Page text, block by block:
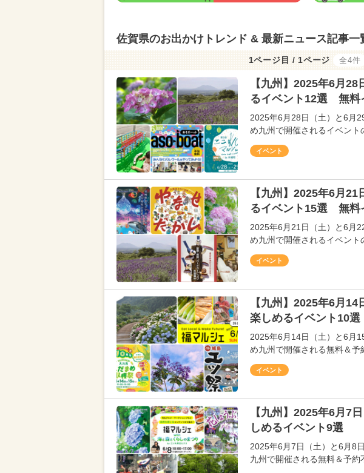
佐賀県のお出かけトレンド & 最新ニュース記事一
1ページ目 / 1ページ 全4件
【九州】2025年6月
るイベント12選 無料
2025年6月28日（土）と6月
め九州で開催されるイベント
イベント
【九州】2025年6月
るイベント15選 無料
2025年6月21日（土）と6月
め九州で開催されるイベント
イベント
【九州】2025年6月
楽しめるイベント10選
2025年6月14日（土）と6月
め九州で開催される無料＆予
イベント
【九州】2025年6月7
しめるイベント9選
2025年6月7日（土）と6月8
九州で開催される無料＆予